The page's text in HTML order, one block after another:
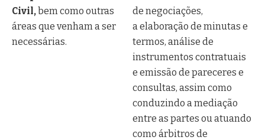
Civil, bem como outras
áreas que venham a ser
necessárias.
de negociações,
a elaboração de minutas e
termos, análise de
instrumentos contratuais
e emissão de pareceres e
consultas, assim como
conduzindo a mediação
entre as partes ou atuando
como árbitros de